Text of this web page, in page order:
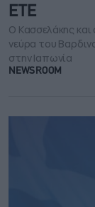
ΕΤΕ
Ο Κασσελάκης
νεύρα του
στην Ιαπωνία
NEWSROOM